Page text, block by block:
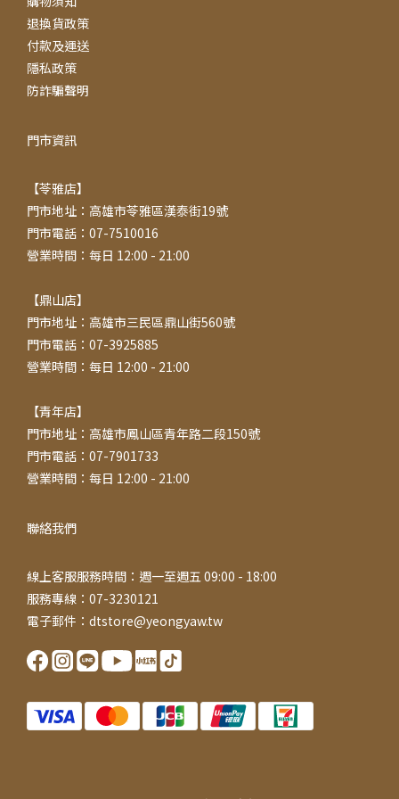
退換貨政策
付款及運送
隱私政策
防詐騙聲明
門市資訊
【苓雅店】
門市地址：高雄市苓雅區漢泰街19號
門市電話：07-7510016
營業時間：每日 12:00 - 21:00
【鼎山店】
門市地址：高雄市三民區鼎山街560號
門市電話：07-3925885
營業時間：每日 12:00 - 21:00
【青年店】
門市地址：高雄市鳳山區青年路二段150號
門市電話：07-7901733
營業時間：每日 12:00 - 21:00
聯絡我們
線上客服服務時間：週一至週五 09:00 - 18:00
服務專線：07-3230121
電子郵件：dtstore@yeongyaw.tw